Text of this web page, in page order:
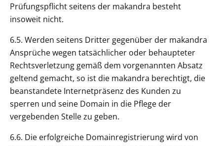
Prüfungspflicht seitens der makandra besteht
insoweit nicht.
6.5. Werden seitens Dritter gegenüber der makandra
Ansprüche wegen tatsächlicher oder behaupteter
Rechtsverletzung gemäß dem vorgenannten Absatz
geltend gemacht, so ist die makandra berechtigt, die
beanstandete Internetpräsenz des Kunden zu
sperren und seine Domain in die Pflege der
vergebenden Stelle zu geben.
6.6. Die erfolgreiche Domainregistrierung wird von